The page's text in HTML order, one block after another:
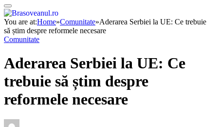
You are at:Home»Comunitate»Aderarea Serbiei la UE: Ce trebuie
să știm despre reformele necesare
Comunitate
Aderarea Serbiei la UE: Ce
trebuie să știm despre
reformele necesare